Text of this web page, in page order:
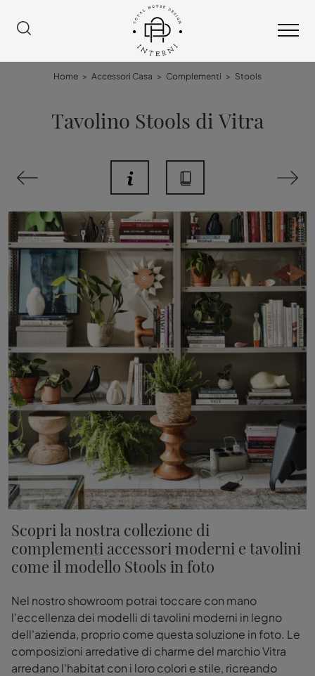
Home > Accessori Casa > Complementi > Stools
Tavolino Stools di Vitra
Scopri la nostra collezione di
complementi accessori moderni e tavolini
come il modello Stools in foto
Nel nostro showroom potrai toccare con mano
l'eccellenza dei modelli di tavolini moderni in legno
dell'azienda, proprio come questa soluzione in foto. Le
composizioni arredative di charme del marchio Vitra
arredano l'habitat con i loro colori e stile, ricreando